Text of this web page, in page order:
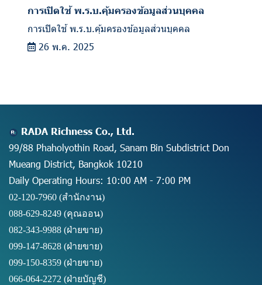
การเปิดใช้ พ.ร.บ.คุ้มครองข้อมูลส่วนบุคคล
การเปิดใช้ พ.ร.บ.คุ้มครองข้อมูลส่วนบุคคล
26 พ.ค. 2025
RADA Richness Co., Ltd.
99/88 Phaholyothin Road, Sanam Bin Subdistrict Don
Mueang District, Bangkok 10210
Daily Operating Hours: 10:00 AM - 7:00 PM
02-120-7960 (สำนักงาน)
088-629-8249 (คุณออน)
082-343-9988 (ฝ่ายขาย)
099-147-8628 (ฝ่ายขาย)
099-150-8359 (ฝ่ายขาย)
066-064-2272 (ฝ่ายบัญชี)